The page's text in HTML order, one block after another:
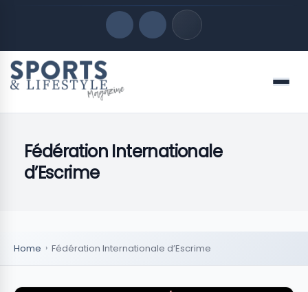
Quick Links
FOLLOW US
Menu
Fédération Internationale
d’Escrime
Home Fédération Internationale d’Escrime